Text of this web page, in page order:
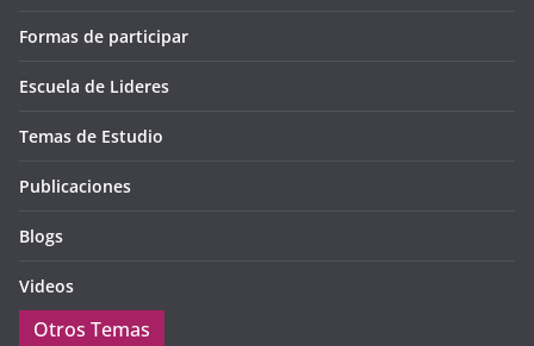
Formas de participar
Escuela de Lideres
Temas de Estudio
Publicaciones
Blogs
Videos
Otros Temas